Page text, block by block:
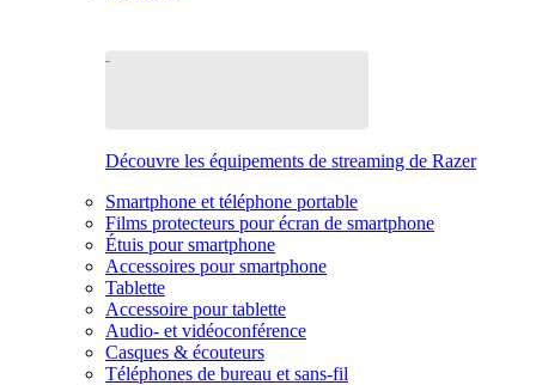
Découvre les équipements de streaming de Razer
Smartphone et téléphone portable
Films protecteurs pour écran de smartphone
Étuis pour smartphone
Accessoires pour smartphone
Tablette
Accessoire pour tablette
Audio- et vidéoconférence
Casques & écouteurs
Téléphones de bureau et sans-fil